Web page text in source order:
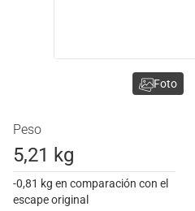
Peso
5,21 kg
-0,81 kg en comparación con el
escape original
Foto